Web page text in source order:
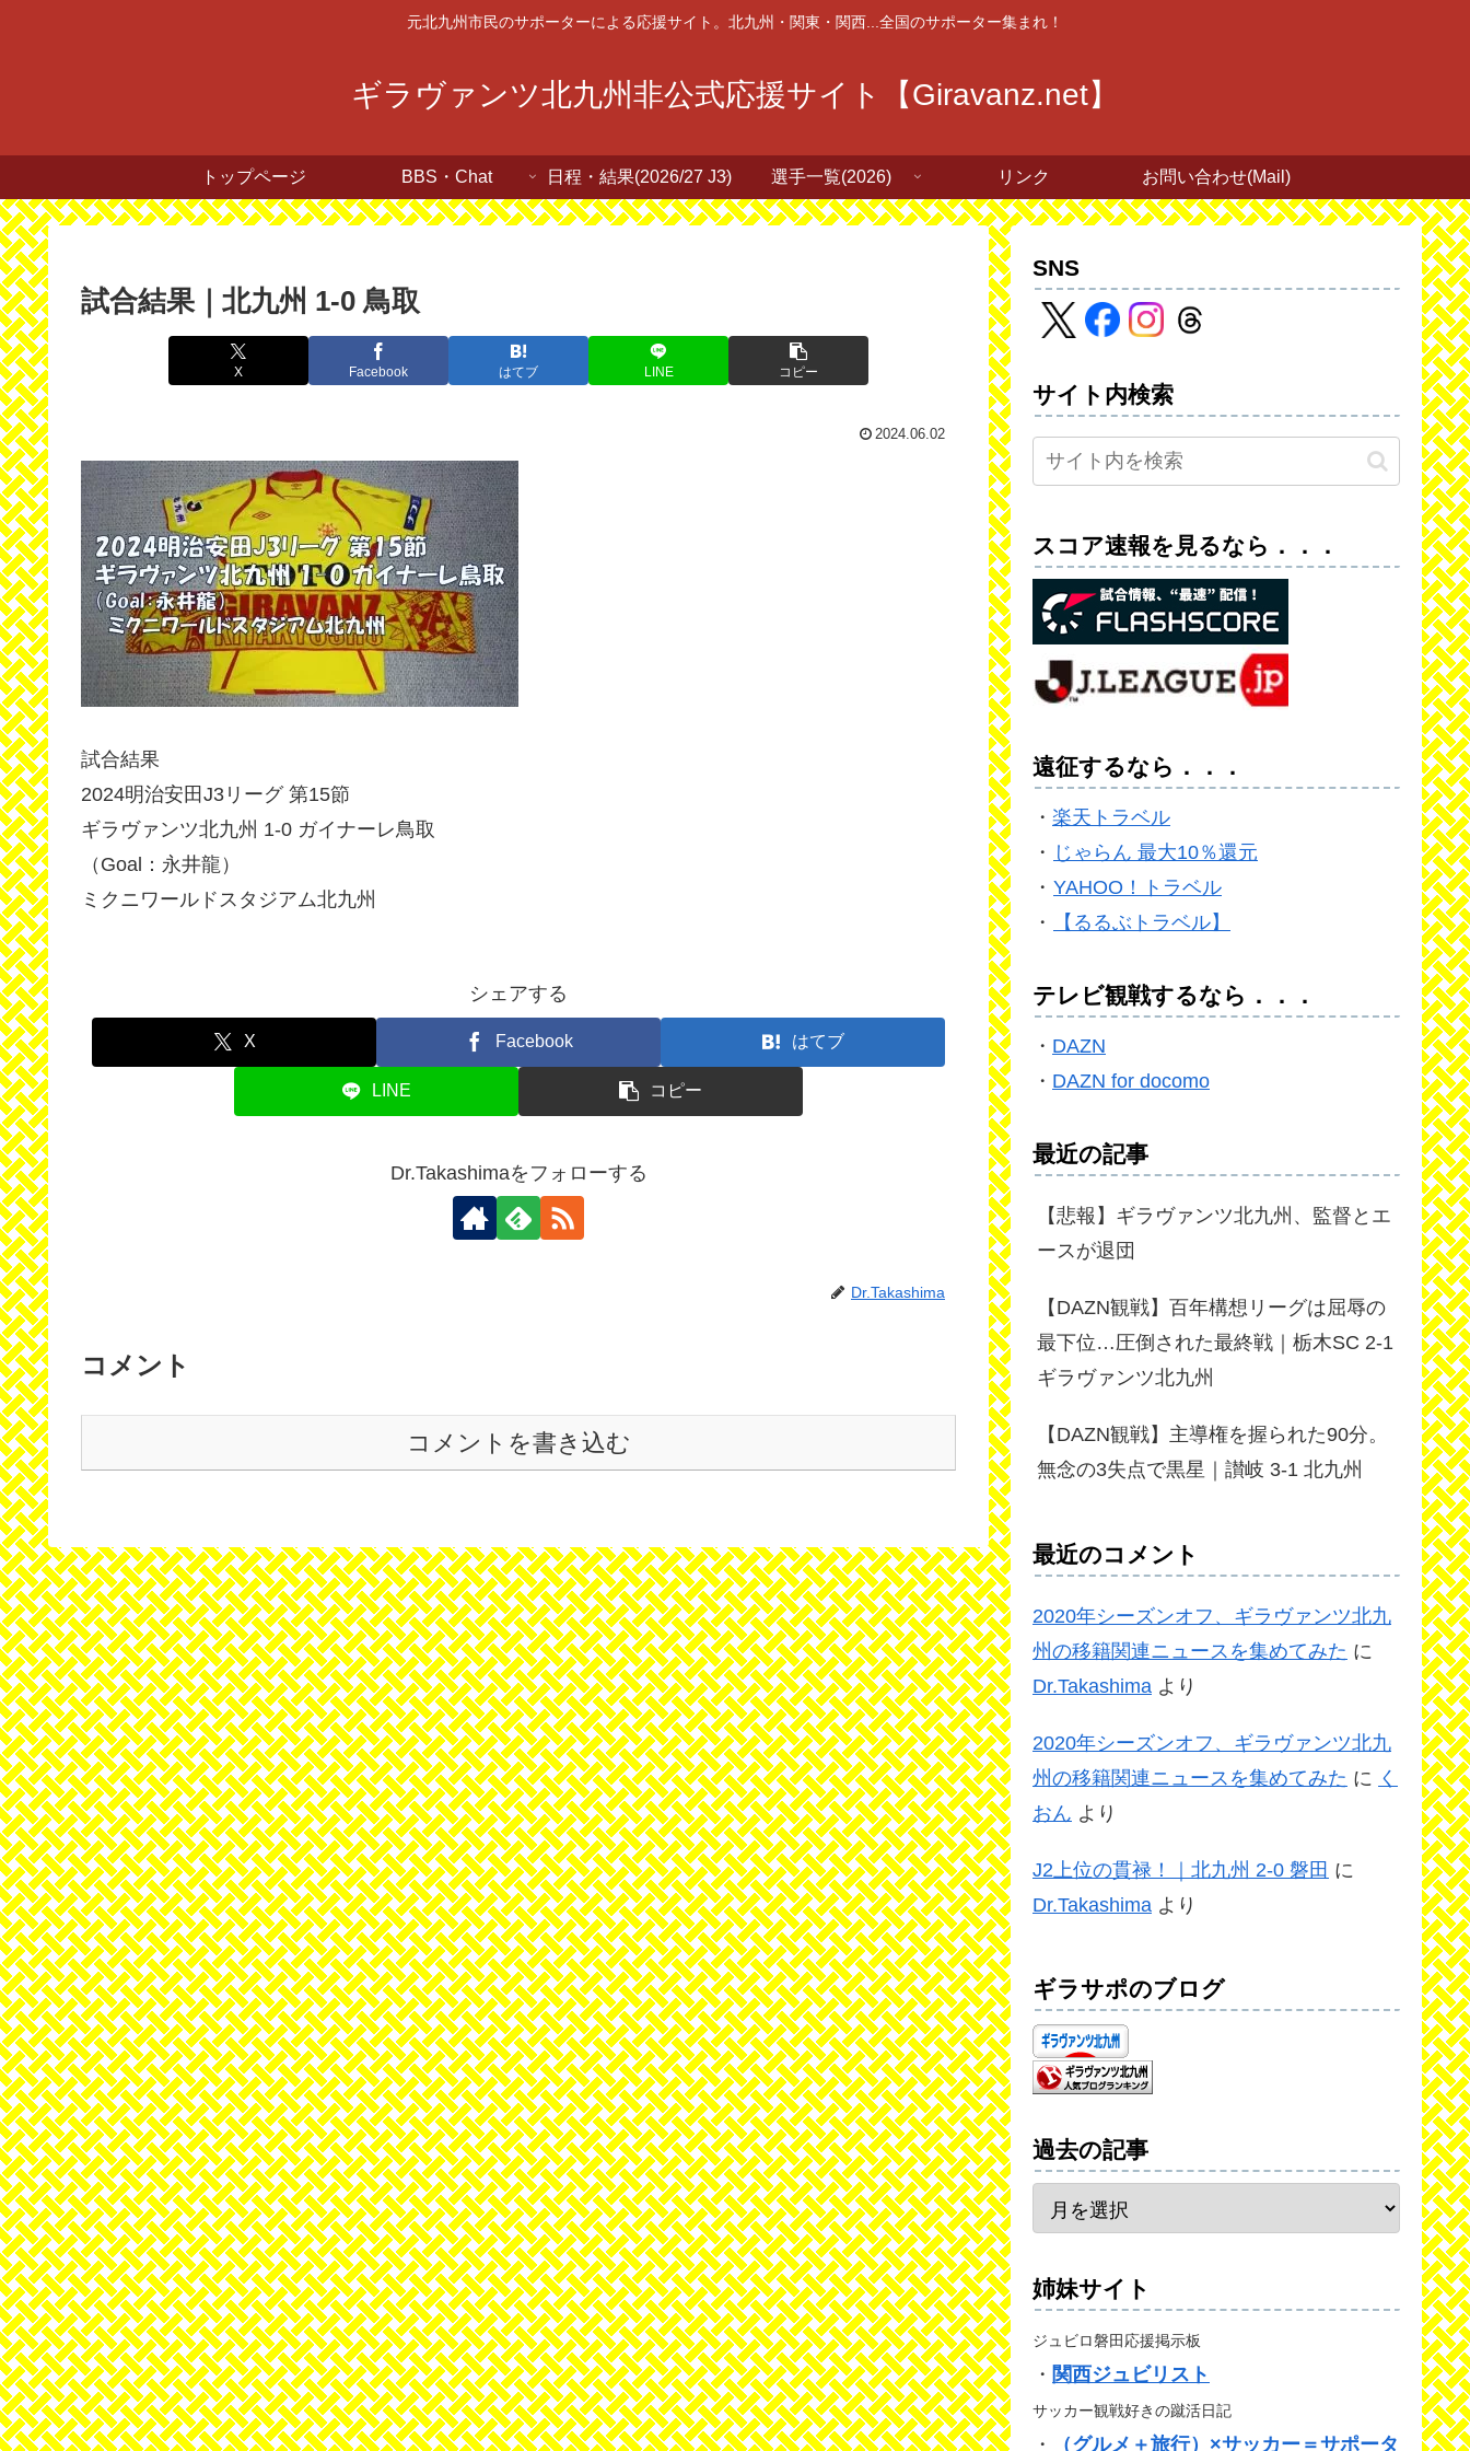
元北九州市民のサポーターによる応援サイト。北九州・関東・関西...全国のサポーター集まれ！
ギラヴァンツ北九州非公式応援サイト【Giravanz.net】
トップページ BBS・Chat 日程・結果(2026/27 J3) 選手一覧(2026) リンク お問い合わせ(Mail)
試合結果｜北九州 1-0 鳥取
X Facebook はてブ LINE コピー
2024.06.02
試合結果
2024明治安田J3リーグ 第15節
ギラヴァンツ北九州 1-0 ガイナーレ鳥取
（Goal：永井龍）
ミクニワールドスタジアム北九州
シェアする
X Facebook はてブ
LINE コピー
Dr.Takashimaをフォローする
Dr.Takashima
コメント
コメントを書き込む
SNS
サイト内検索
スコア速報を見るなら．．．
遠征するなら．．．
・ 楽天トラベル
・ じゃらん 最大10％還元
・ YAHOO！トラベル
・
【るるぶトラベル】
テレビ観戦するなら．．．
・ DAZN
・ DAZN for docomo
最近の記事
【悲報】ギラヴァンツ北九州、監督とエ
ースが退団
【DAZN観戦】百年構想リーグは屈辱の
最下位…圧倒された最終戦｜栃木SC 2-1
ギラヴァンツ北九州
【DAZN観戦】主導権を握られた90分。
無念の3失点で黒星｜讃岐 3-1 北九州
最近のコメント
2020年シーズンオフ、ギラヴァンツ北九
州の移籍関連ニュースを集めてみた に
Dr.Takashima より
2020年シーズンオフ、ギラヴァンツ北九
州の移籍関連ニュースを集めてみた に く
おん より
J2上位の貫禄！｜北九州 2-0 磐田 に
Dr.Takashima より
ギラサポのブログ
過去の記事
姉妹サイト
ジュビロ磐田応援掲示板
・ 関西ジュビリスト
サッカー観戦好きの蹴活日記
・ （グルメ＋旅行）×サッカー＝サポータ